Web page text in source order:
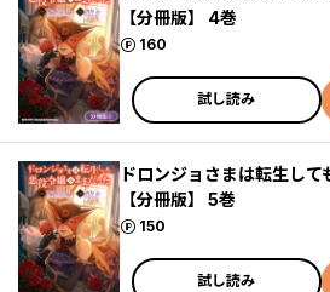
【分冊版】 4巻
160
ポイント
試し読み
ドロンジョさまは転生して
【分冊版】 5巻
150
ポイント
試し読み